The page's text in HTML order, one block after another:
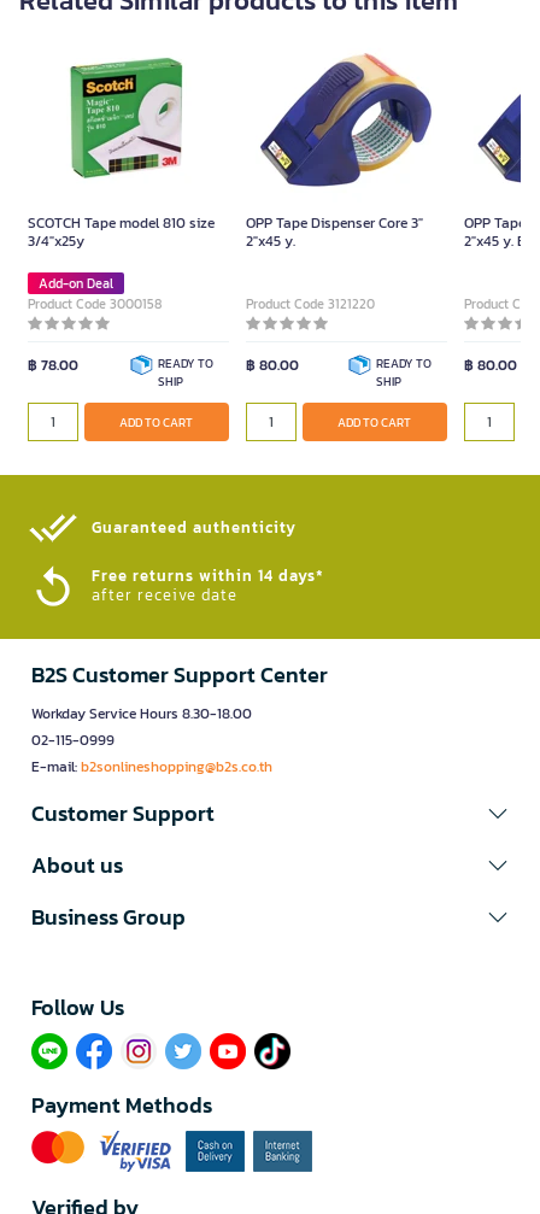
SCOTCH Tape model 810 size
3/4"x25y
Add-on Deal
Product Code 3000158
฿ 78.00
READY TO
SHIP
ADD TO CART
OPP Tape Dispenser Core 3"
2"x45 y.
Product Code 3121220
฿ 80.00
READY TO
SHIP
ADD TO CART
OPP Tape
2"x45 y.
Product
฿ 80.00
Guaranteed authenticity​
Free returns within 14 days*
after receive date
B2S Customer Support Center
Workday Service Hours 8.30-18.00
02-115-0999
E-mail:b2sonlineshopping@b2s.co.th
Customer Support
About us
Business Group
Follow Us​
Payment Methods
Verified by